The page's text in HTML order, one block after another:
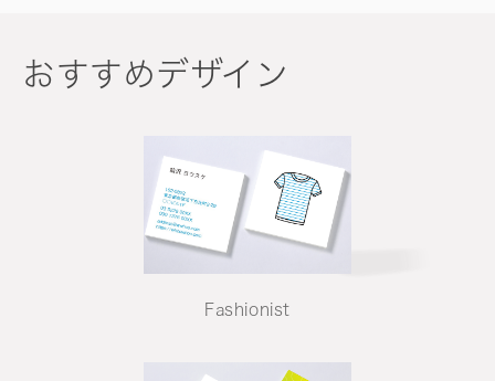
おすすめデザイン
Fashionist